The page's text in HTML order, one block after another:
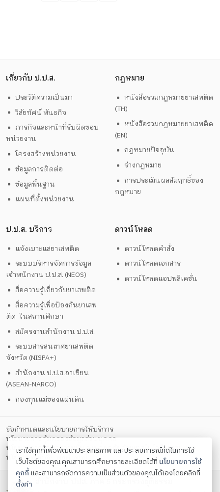
เกี่ยวกับ ป.ป.ส.
ประวัติความเป็นมา
วิสัยทัศน์ พันธกิจ
ภารกิจและหน้าที่รับผิดชอบ
หน่วยงาน
โครงสร้างหน่วยงาน
ข้อมูลการติดต่อ
ข้อมูลพื้นฐาน
แผนที่ตั้งหน่วยงาน
กฎหมาย
หนังสือรวมกฎหมายยาเสพติด
(TH)
หนังสือรวมกฎหมายยาเสพติด
(EN)
กฎหมายปัจจุบัน
ร่างกฎหมาย
การประเมินผลสัมฤทธิ์ของ
กฎหมาย
ป.ป.ส. บริการ
แจ้งเบาะแสยาเสพติด
ระบบบริหารจัดการข้อมูล
เจ้าพนักงาน ป.ป.ส. (NEOS)
สื่อความรู้เกี่ยวกับยาเสพติด
สื่อความรู้เพื่อป้องกันยาเสพ
ติด ในสถานศึกษา
สมัครงานสำนักงาน ป.ป.ส.
ระบบสารสนเทศยาเสพติด
จังหวัด (NISPA+)
สำนักงาน ป.ป.ส.อาเซียน
(ASEAN-NARCO)
กองทุนแม่ของแผ่นดิน
ดาวน์โหลด
ดาวน์โหลดคำสั่ง
ดาวน์โหลดเอกสาร
ดาวน์โหลดแอปพลิเคชั่น
ข้อกำหนดและนโยบายการให้บริการ
นโยบายการคุ้มครองข้อมูลส่วนบุคคล
นโยบายการรักษาความมั่นคงปลอดภัยด้วยเทคโนโลยีสารสนเทศ
นโยบายคุกกี้
ตั้งค่าคุกกี้
สำนักงาน ปปส. ภาค 5 กระทรวงยุติธรรม
เราใช้คุกกี้เพื่อพัฒนาประสิทธิภาพ และประสบการณ์ที่ดีในการใช้
เว็บไซต์ของคุณ คุณสามารถศึกษารายละเอียดได้ที่ นโยบายการใช้
คุกกี้และสามารถจัดการความเป็นส่วนตัวของคุณได้เองโดยคลิกที่
ตั้งค่า